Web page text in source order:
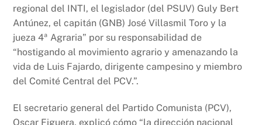
regional del INTI, el legislador (del PSUV) Guly Bert
Antúnez, el capitán (GNB) José Villasmil Toro y la
jueza 4ª Agraria” por su responsabilidad de
“hostigando al movimiento agrario y amenazando la
vida de Luis Fajardo, dirigente campesino y miembro
del Comité Central del PCV.”.
El secretario general del Partido Comunista (PCV),
Oscar Figuera, explicó cómo “la dirección nacional